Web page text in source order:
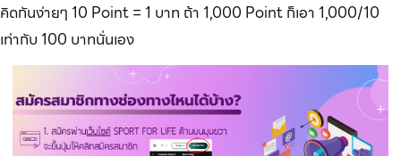
คิดกันง่ายๆ 10 Point = 1 บาท ถ้า 1,000 Point ก็เอา 1,000/10
เท่ากับ 100 บาทนั่นเอง